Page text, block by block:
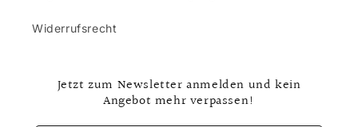
Widerrufsrecht
Jetzt zum Newsletter anmelden und kein
Angebot mehr verpassen!